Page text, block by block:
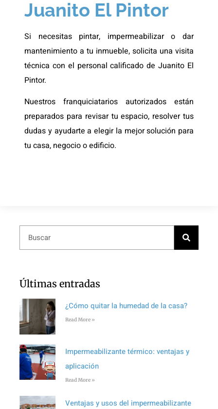
Juanito El Pintor
Si necesitas pintar, impermeabilizar o dar
mantenimiento a tu inmueble, solicita una visita
técnica con el personal calificado de Juanito El
Pintor.
Nuestros franquiciatarios autorizados están
preparados para revisar tu espacio, resolver tus
dudas y ayudarte a elegir la mejor solución para
tu casa, negocio o edificio.
Últimas entradas
¿Cómo quitar la humedad de la casa?
Read More »
Impermeabilizante térmico: ventajas y
aplicación
Read More »
Ventajas y usos del impermeabilizante